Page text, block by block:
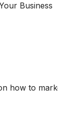
Business
how to